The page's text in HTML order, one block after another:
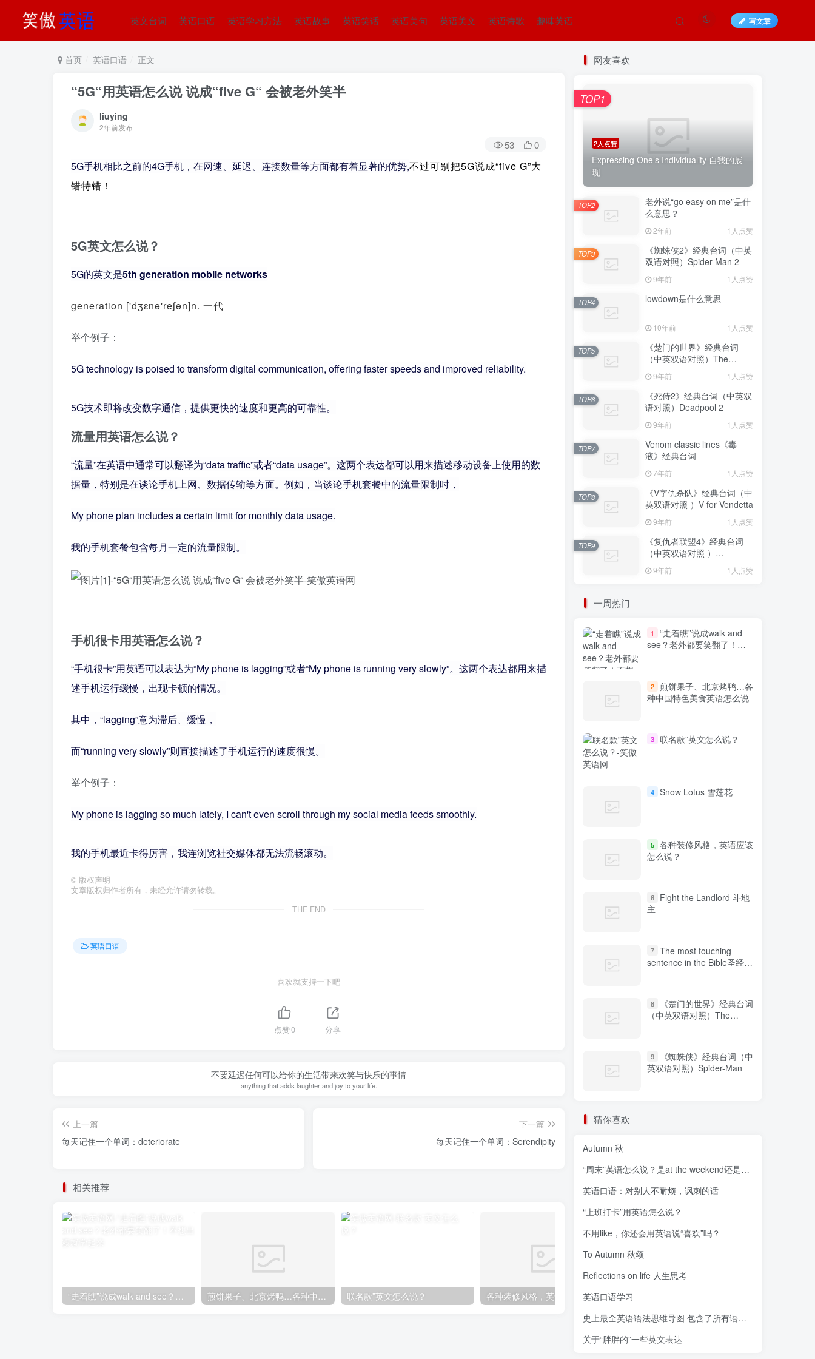
英文台词 英语口语 英语学习方法 英语故事 英语笑话 英语美句 英语美文 英语诗歌 趣味英语 写文章
首页 英语口语 正文
“5G“用英语怎么说 说成“five G“ 会被老外笑半
liuying
2年前发布
53 0
5G手机相比之前的4G手机，在网速、延迟、连接数量等方面都有着显著的优势,不过可别把5G说成“five G”大
错特错！
5G英文怎么说？
5G的英文是5th generation mobile networks
generation ['dʒɛnə'reʃən]n. 一代
举个例子：
5G technology is poised to transform digital communication, offering faster speeds and improved reliability.
5G技术即将改变数字通信，提供更快的速度和更高的可靠性。
流量用英语怎么说？
“流量”在英语中通常可以翻译为“data traffic”或者“data usage”。这两个表达都可以用来描述移动设备上使用的数
据量，特别是在谈论手机上网、数据传输等方面。例如，当谈论手机套餐中的流量限制时，
My phone plan includes a certain limit for monthly data usage.
我的手机套餐包含每月一定的流量限制。
手机很卡用英语怎么说？
“手机很卡”用英语可以表达为“My phone is lagging”或者“My phone is running very slowly”。这两个表达都用来描
述手机运行缓慢，出现卡顿的情况。
其中，“lagging”意为滞后、缓慢，
而“running very slowly”则直接描述了手机运行的速度很慢。
举个例子：
My phone is lagging so much lately, I can't even scroll through my social media feeds smoothly.
我的手机最近卡得厉害，我连浏览社交媒体都无法流畅滚动。
© 版权声明
文章版权归作者所有，未经允许请勿转载。
THE END
英语口语
喜欢就支持一下吧
点赞0 分享
不要延迟任何可以给你的生活带来欢笑与快乐的事情
anything that adds laughter and joy to your life.
上一篇
每天记住一个单词：deteriorate
下一篇
每天记住一个单词：Serendipity
相关推荐
“走着瞧”说成walk and see？老外都要笑翻了！不想出糗就学起来 煎饼果子、北京烤鸭…各种中国特色美食英语怎么说 联名款”英文怎么说？ 各种装修风格，英语应该怎么说？
网友喜欢
2人点赞
Expressing One’s Individuality 自我的展
现
TOP1
老外说“go easy on me”是什
么意思？
2年前 1人点赞
TOP2
《蜘蛛侠2》经典台词（中英
双语对照）Spider-Man 2
9年前 1人点赞
TOP3
lowdown是什么意思
10年前 1人点赞
TOP4
《楚门的世界》经典台词
（中英双语对照）The
9年前 1人点赞
TOP5
《死侍2》经典台词（中英双
语对照）Deadpool 2
9年前 1人点赞
TOP6
Venom classic lines《毒
液》经典台词
7年前 1人点赞
TOP7
《V字仇杀队》经典台词（中
英双语对照 ）V for Vendetta
9年前 1人点赞
TOP8
《复仇者联盟4》经典台词
（中英双语对照 ）
Avengers: Endgame
9年前 1人点赞
TOP9
一周热门
1
“走着瞧”说成walk and
see？老外都要笑翻了！不
2 煎饼果子、北京烤鸭…各
种中国特色美食英语怎么说
3 联名款”英文怎么说？
4 Snow Lotus 雪莲花
5 各种装修风格，英语应该
怎么说？
6
Fight the Landlord 斗地
主
7 The most touching
sentence in the Bible圣经中
8
《楚门的世界》经典台词
（中英双语对照）The
9
《蜘蛛侠》经典台词（中
英双语对照）Spider-Man
猜你喜欢
Autumn 秋
“周末”英语怎么说？是at the weekend还是on the w
英语口语：对别人不耐烦，讽刺的话
“上班打卡”用英语怎么说？
不用like，你还会用英语说“喜欢”吗？
To Autumn 秋颂
Reflections on life 人生思考
英语口语学习
史上最全英语语法思维导图 包含了所有语法！
关于“胖胖的”一些英文表达